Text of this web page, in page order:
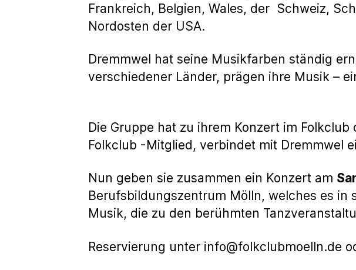
Frankreich, Belgien, Wales, der Schweiz,
Nordosten der USA.
Dremmwel hat seine Musikfarben ständig
verschiedener Länder, prägen ihre Musik –
Die Gruppe hat zu ihrem Konzert im
Folkclub -Mitglied, verbindet mit Dremmwel
Nun geben sie zusammen ein Konzert am
Berufsbildungszentrum Mölln, welches es in
Musik, die zu den berühmten
Reservierung unter info@folkclubmoelln.de